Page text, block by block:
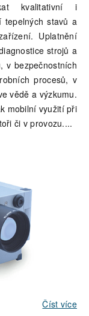
kvalitativní i
tepelných stavů a
Uplatnění
strojů a
v bezpečnostních
procesů, v
vědě a výzkumu.
mobilní využití při
či v provozu....
Číst více